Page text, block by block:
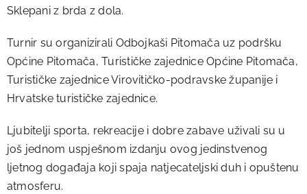
Sklepani z brda z dola.
Turnir su organizirali Odbojkaši Pitomača uz podršku
Općine Pitomača, Turističke zajednice Općine Pitomača,
Turističke zajednice Virovitičko-podravske županije i
Hrvatske turističke zajednice.
Ljubitelji sporta, rekreacije i dobre zabave uživali su u
još jednom uspješnom izdanju ovog jedinstvenog
ljetnog događaja koji spaja natjecateljski duh i opuštenu
atmosferu.